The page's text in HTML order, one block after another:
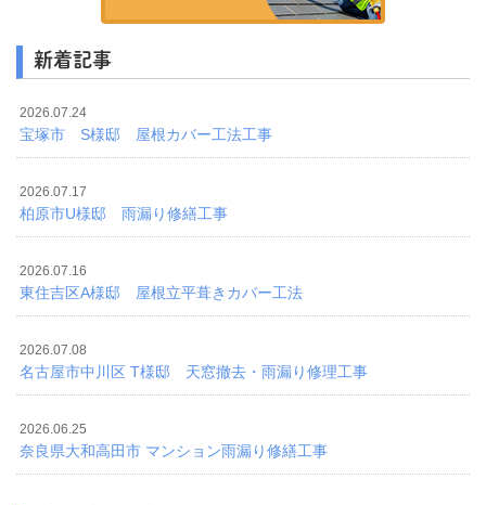
新着記事
2026.07.24
宝塚市 S様邸 屋根カバー工法工事
2026.07.17
柏原市U様邸 雨漏り修繕工事
2026.07.16
東住吉区A様邸 屋根立平葺きカバー工法
2026.07.08
名古屋市中川区 T様邸 天窓撤去・雨漏り修理工事
2026.06.25
奈良県大和高田市 マンション雨漏り修繕工事